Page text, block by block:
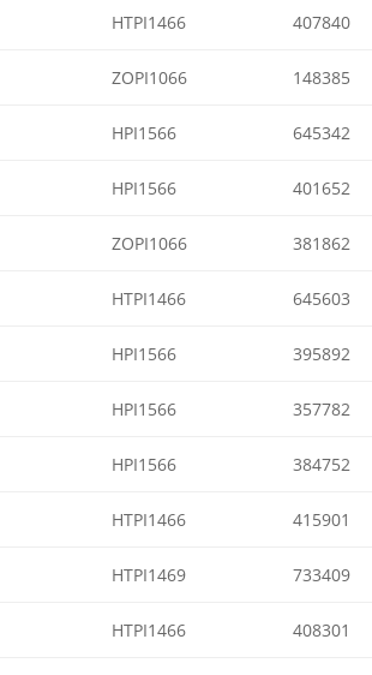
HTPI1466 407840
ZOPI1066 148385
HPI1566 645342
HPI1566 401652
ZOPI1066 381862
HTPI1466 645603
HPI1566 395892
HPI1566 357782
HPI1566 384752
HTPI1466 415901
HTPI1469 733409
HTPI1466 408301